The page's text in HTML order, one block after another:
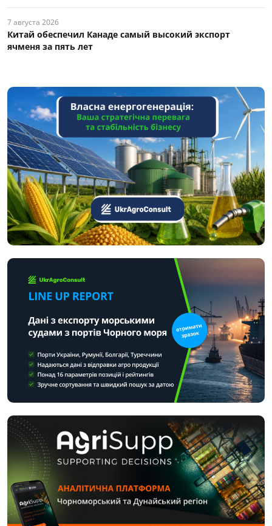
7 августа 2026
Китай обеспечил Канаде самый высокий экспорт
ячменя за пять лет